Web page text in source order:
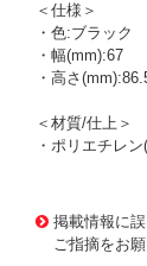
＜仕様＞
・色:ブラック
・幅(mm):67
・高さ
＜材質/仕上＞
・ポリエチレ
掲載情報に
ご指摘をお願